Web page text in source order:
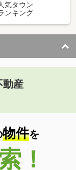
気タウン
ンキング
動産
物件を
！